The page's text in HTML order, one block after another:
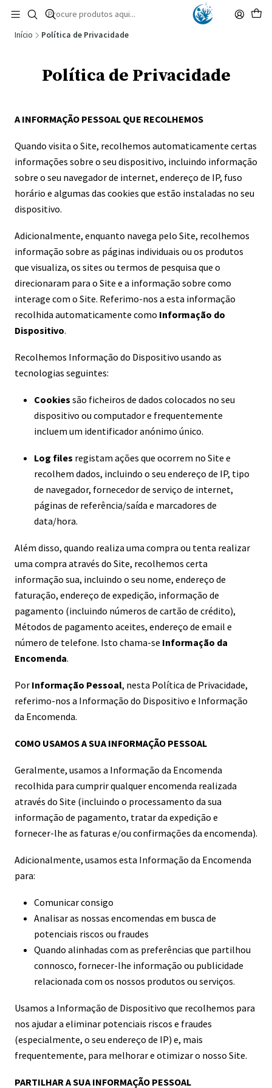
🚚 Portugal Continental: Portes Grátis desde 149,90€ (Envio extresso: 14,90€)
Ler mais
Início Política de Privacidade
Política de Privacidade
A INFORMAÇÃO PESSOAL QUE RECOLHEMOS
Quando visita o Site, recolhemos automaticamente certas
informações sobre o seu dispositivo, incluindo informação
sobre o seu navegador de internet, endereço de IP, fuso
horário e algumas das cookies que estão instaladas no seu
dispositivo.
Adicionalmente, enquanto navega pelo Site, recolhemos
informação sobre as páginas individuais ou os produtos
que visualiza, os sites ou termos de pesquisa que o
direcionaram para o Site e a informação sobre como
interage com o Site. Referimo-nos a esta informação
recolhida automaticamente como Informação do
Dispositivo.
Recolhemos Informação do Dispositivo usando as
tecnologias seguintes:
Cookies são ficheiros de dados colocados no seu
dispositivo ou computador e frequentemente
incluem um identificador anónimo único.
Log files registam ações que ocorrem no Site e
recolhem dados, incluindo o seu endereço de IP, tipo
de navegador, fornecedor de serviço de internet,
páginas de referência/saída e marcadores de
data/hora.
Além disso, quando realiza uma compra ou tenta realizar
uma compra através do Site, recolhemos certa
informação sua, incluindo o seu nome, endereço de
faturação, endereço de expedição, informação de
pagamento (incluindo números de cartão de crédito),
Métodos de pagamento aceites, endereço de email e
número de telefone. Isto chama-se Informação da
Encomenda.
Por Informação Pessoal, nesta Política de Privacidade,
referimo-nos a Informação do Dispositivo e Informação
da Encomenda.
COMO USAMOS A SUA INFORMAÇÃO PESSOAL
Geralmente, usamos a Informação da Encomenda
recolhida para cumprir qualquer encomenda realizada
através do Site (incluindo o processamento da sua
informação de pagamento, tratar da expedição e
fornecer-lhe as faturas e/ou confirmações da encomenda).
Adicionalmente, usamos esta Informação da Encomenda
para:
Comunicar consigo
Analisar as nossas encomendas em busca de
potenciais riscos ou fraudes
Quando alinhadas com as preferências que partilhou
connosco, fornecer-lhe informação ou publicidade
relacionada com os nossos produtos ou serviços.
Usamos a Informação de Dispositivo que recolhemos para
nos ajudar a eliminar potenciais riscos e fraudes
(especialmente, o seu endereço de IP) e, mais
frequentemente, para melhorar e otimizar o nosso Site.
PARTILHAR A SUA INFORMAÇÃO PESSOAL